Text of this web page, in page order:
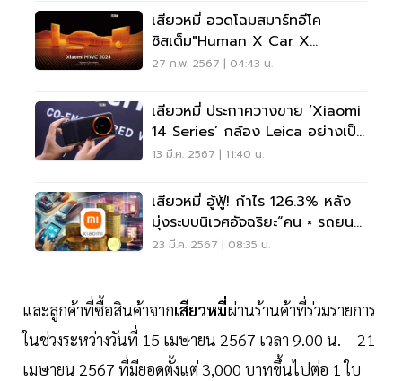
เสียวหมี่ อวดโฉมสมาร์ทอีโค
ซิสเต็ม"Human X Car X
Home"สู่อนาคตอัจฉริยะ
27 ก.พ. 2567 | 04:43 น.
เสียวหมี่ ประกาศวางขาย ‘Xiaomi
14 Series’ กล้อง Leica อย่างเป็น
ทางการในไทย
13 มี.ค. 2567 | 11:40 น.
เสียวหมี่ อู้ฟู้! กำไร 126.3% หลัง
มุ่งระบบนิเวศอัจฉริยะ“คน × รถยนต์
× บ้าน”
23 มี.ค. 2567 | 08:35 น.
และลูกค้าที่ซื้อสินค้าจากเสียวหมี่ผ่านร้านค้าที่ร่วมรายการ
ในช่วงระหว่างวันที่ 15 เมษายน 2567 เวลา 9.00 น. – 21
เมษายน 2567 ที่มียอดตั้งแต่ 3,000 บาทขึ้นไปต่อ 1 ใบ